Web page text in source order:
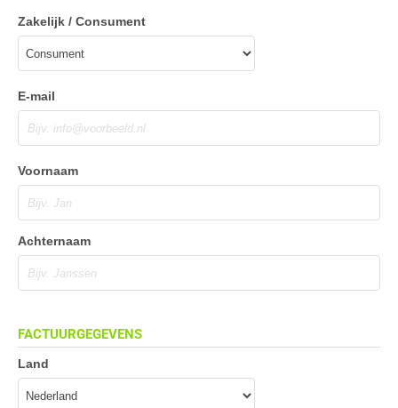
Zakelijk / Consument
E-mail
Voornaam
Achternaam
FACTUURGEGEVENS
Land